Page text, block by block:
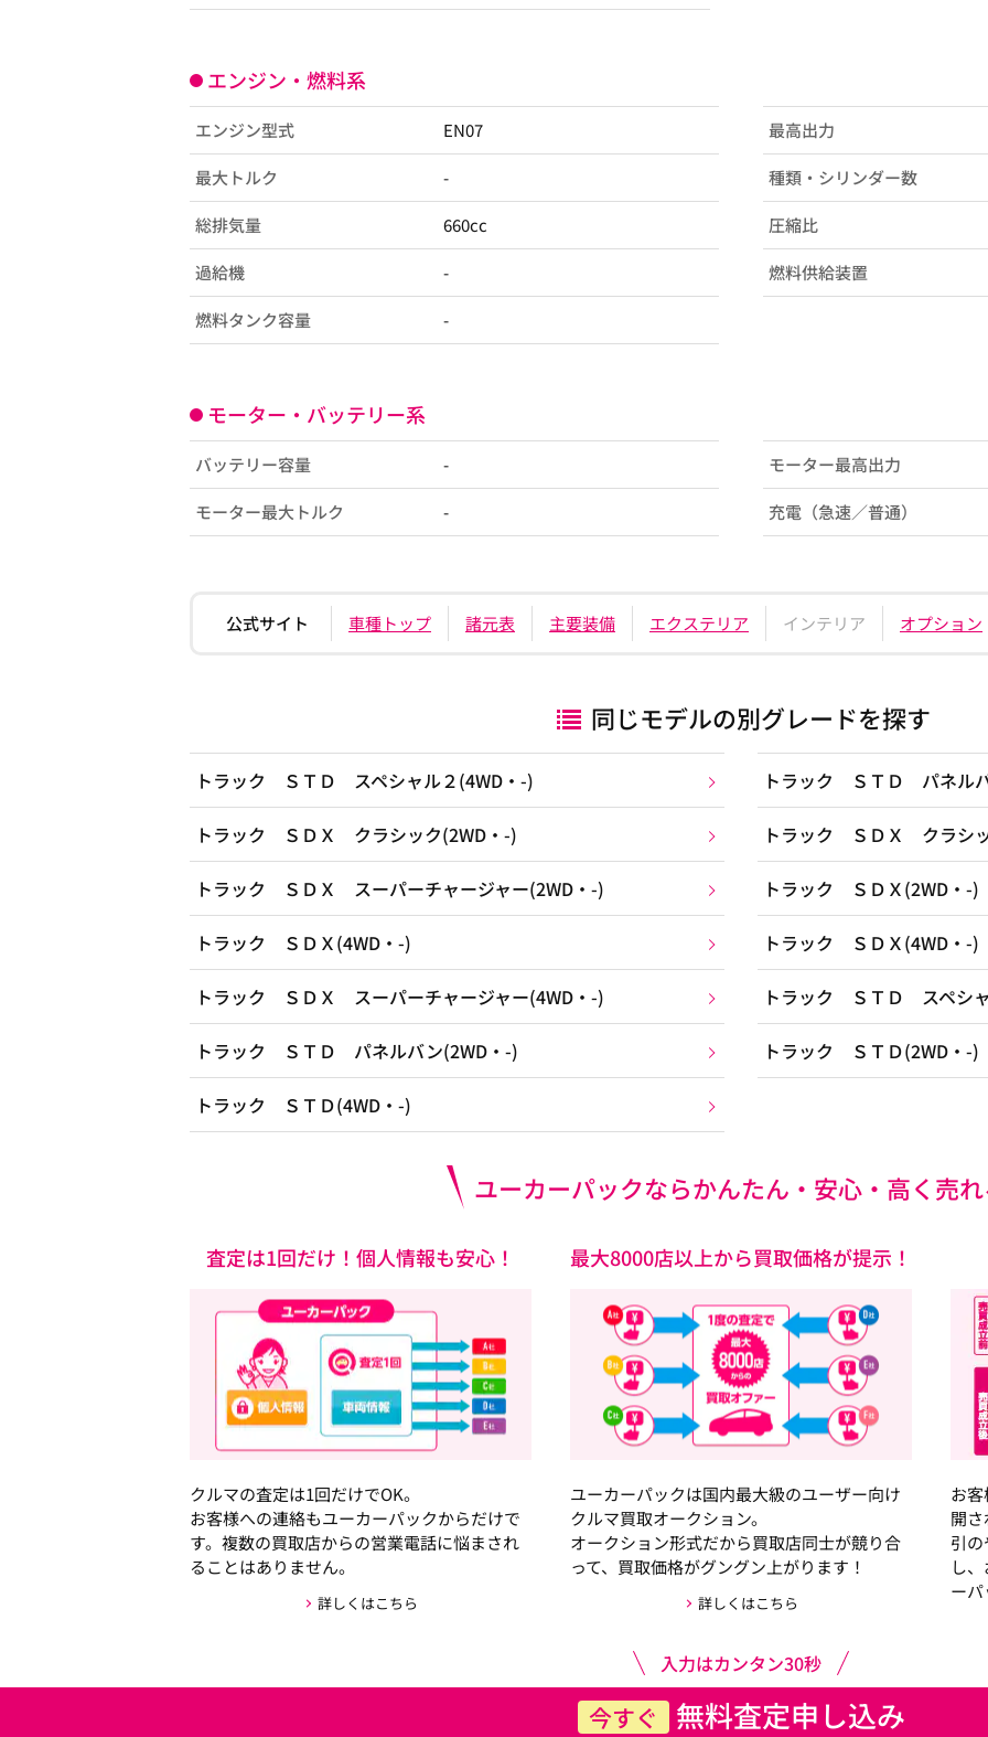
エンジン・燃料系
エンジン型式 EN07 最高出力
最大トルク - 種類・シリンダー数
総排気量 660cc 圧縮比
過給機 - 燃料供給装置
燃料タンク容量 -
モーター・バッテリー系
バッテリー容量 - モーター最高出力
モーター最大トルク - 充電（急速／普通）
公式サイト 車種トップ 諸元表 主要装備 エクステリア インテリア オプション
同じモデルの別グレードを探す
トラック ＳＴＤ スペシャル２(4WD・-) トラック ＳＴＤ パネル
トラック ＳＤＸ クラシック(2WD・-) トラック ＳＤＸ クラシ
トラック ＳＤＸ スーパーチャージャー(2WD・-) トラック ＳＤＸ(2WD・-)
トラック ＳＤＸ(4WD・-) トラック ＳＤＸ(4WD・-)
トラック ＳＤＸ スーパーチャージャー(4WD・-) トラック ＳＴＤ スペシ
トラック ＳＴＤ パネルバン(2WD・-) トラック ＳＴＤ(2WD・-)
トラック ＳＴＤ(4WD・-)
ユーカーパックならかんたん・安心・高く売れ
査定は1回だけ！個人情報も安心！
クルマの査定は1回だけでOK。
お客様への連絡もユーカーパックからだけで
す。複数の買取店からの営業電話に悩まされ
ることはありません。
詳しくはこちら
最大8000店以上から買取価格が提示！
ユーカーパックは国内最大級のユーザー向け
クルマ買取オークション。
オークション形式だから買取店同士が競り合
って、買取価格がグングン上がります！
詳しくはこちら
お
開
引
し
ーパ
入力はカンタン30秒
今すぐ 無料査定申し込み